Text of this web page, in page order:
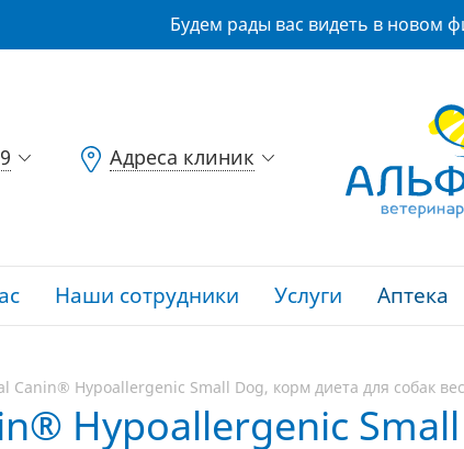
Будем рады вас видеть в новом
Адреса клиник
Наши сотрудники Услуги Аптека
Canin® Hypoallergenic Small Dog, корм диета для собак
Hypoallergenic